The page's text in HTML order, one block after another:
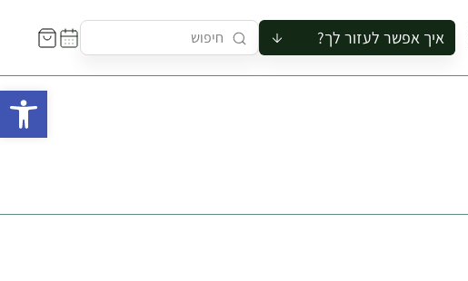
איך אפשר לעזור לך?
להזמין סיור לקבוצה
לתאם ביקור בצריף